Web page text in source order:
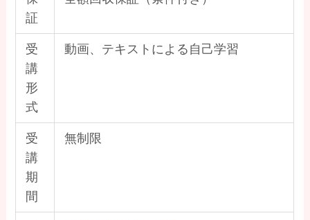
証
受
講
形
式
動画、テキストによる自己学習
受
講
期
間
無制限